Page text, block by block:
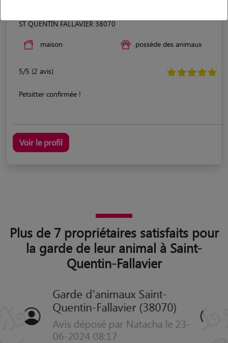
ST QUENTIN FALLAVIER 38070
maison possède des animaux
5/5 (2 avis)
Petsitter confirmée !
Voir le profil
Plus de 7 propriétaires satisfaits pour
la garde de leur animal à Saint-
Quentin-Fallavier
Garde d'animaux Saint-
Quentin-Fallavier (38070)
Avis déposé par Véronique le
14-08-2023 11:46